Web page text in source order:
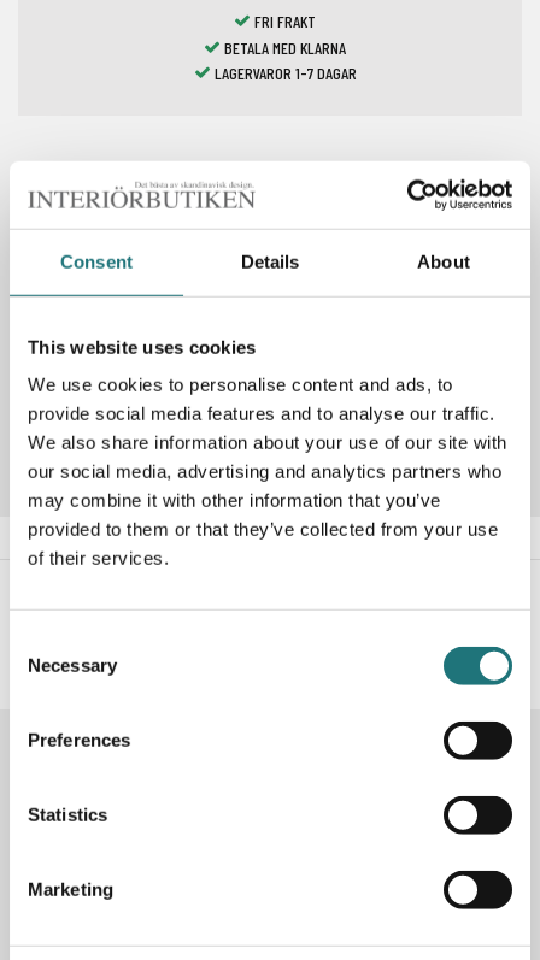
Consent Details About
This website uses cookies
We use cookies to personalise content and ads, to
provide social media features and to analyse our traffic.
We also share information about your use of our site with
our social media, advertising and analytics partners who
may combine it with other information that you’ve
provided to them or that they’ve collected from your use
of their services.
Selection
Necessary
Preferences
Statistics
Marketing
FRI FRAKT
BETALA MED KLARNA
LAGERVAROR 1-7 DAGAR
Spara som favorit
Artikelnummer 121755
Söndag: 11-17